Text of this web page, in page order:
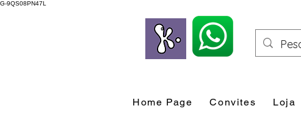
G-9QS08PN47L
Home Page Convites Loja